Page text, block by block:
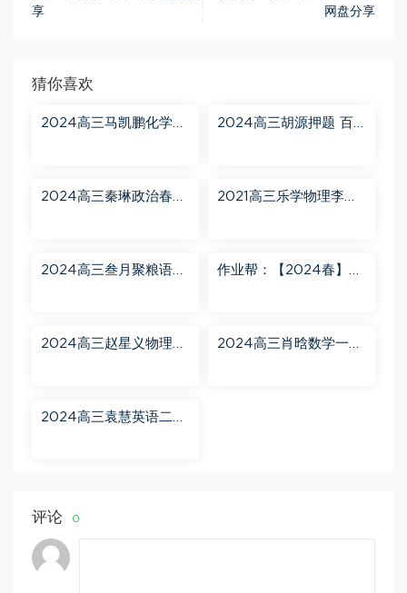
享
网盘分享
猜你喜欢
2024高三马凯鹏化学一
2024高三胡源押题 百
2024高三秦琳政治春季
2021高三乐学物理李玮
2024高三叁月聚粮语文
作业帮：【2024春】高
2024高三赵星义物理二
2024高三肖晗数学一轮
2024高三袁慧英语二轮
评论 0